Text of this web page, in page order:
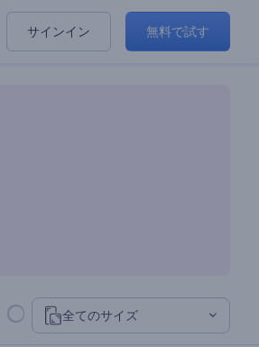
サインイン 無料で試す
全てのサイズ